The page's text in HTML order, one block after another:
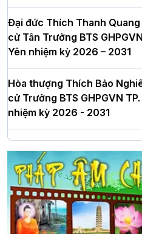
Đại đức Thích Thanh
cử Tân Trưởng BTS
Yên nhiệm kỳ 2026 – 2031
Hòa thượng Thích Bảo
cử Trưởng BTS GHPGVN
nhiệm kỳ 2026 - 2031
Hà Nội: Long trọng lễ khởi
dựng Trung tâm văn hóa
đô
Hà Nội: Ngày tu học cuối